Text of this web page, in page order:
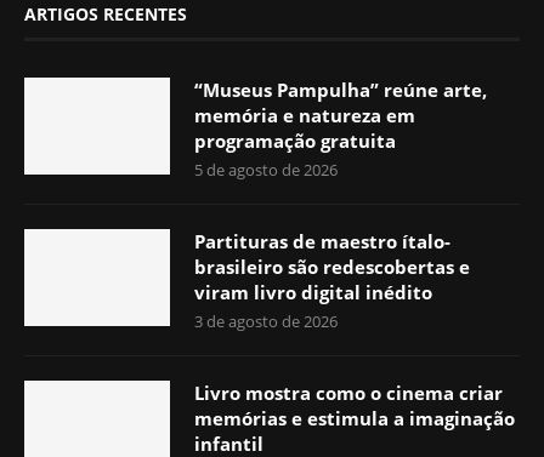
ARTIGOS RECENTES
“Museus Pampulha” reúne arte,
memória e natureza em
programação gratuita
5 de agosto de 2026
Partituras de maestro ítalo-
brasileiro são redescobertas e
viram livro digital inédito
3 de agosto de 2026
Livro mostra como o cinema criar
memórias e estimula a imaginação
infantil